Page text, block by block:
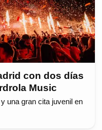
con dos días
Music
una gran cita juvenil en